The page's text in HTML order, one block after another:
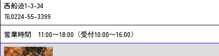
西船迫1-3-34
℡0224-55-3399
営業時間 11:00〜18:00（受付10:00〜16:00）